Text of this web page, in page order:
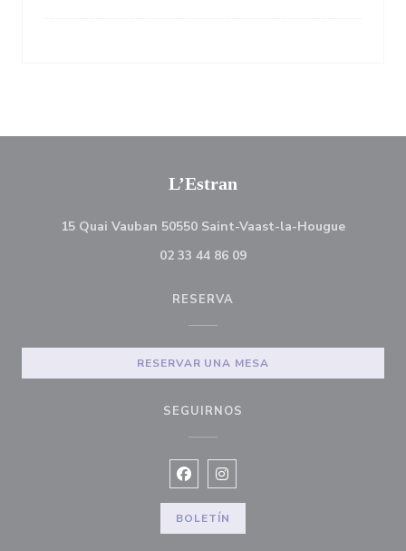
L’Estran
15 Quai Vauban 50550 Saint-Vaast-la-Hougue((abre en
02 33 44 86 09
RESERVA
RESERVAR UNA MESA
SEGUIRNOS
Facebook ((abre en una nueva
Instagram ((abre en una
BOLETÍN